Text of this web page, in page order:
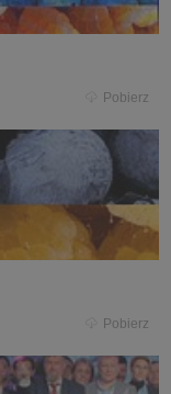
Pobierz
Pobierz